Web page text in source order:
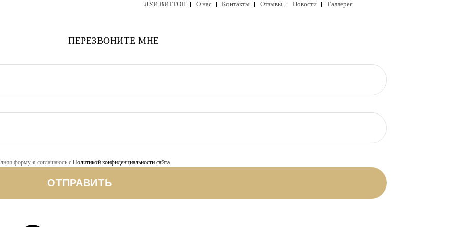
ЛУИ ВИТТОН О нас Контакты Отзывы Новости Галлерея
ПЕРЕЗВОНИТЕ МНЕ
форму я соглашаюсь с Политикой конфиденциальности сайта.
ОТПРАВИТЬ